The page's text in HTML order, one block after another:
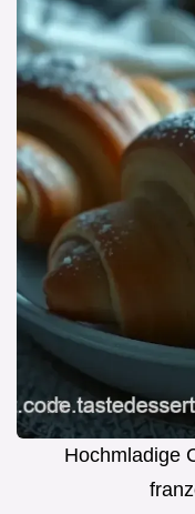
Hochmladige